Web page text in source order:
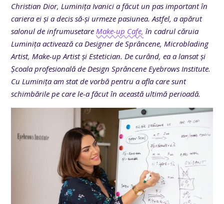
Christian Dior, Luminița Ivanici a făcut un pas important în
cariera ei și a decis să-și urmeze pasiunea. Astfel, a apărut
salonul de infrumusetare Make-up Cafe, în cadrul căruia
Luminița activează ca Designer de Sprâncene, Microblading
Artist, Make-up Artist și Estetician. De curând, ea a lansat și
Școala profesională de Design Sprâncene Eyebrows Institute.
Cu Luminița am stat de vorbă pentru a afla care sunt
schimbările pe care le-a făcut în această ultimă perioadă.